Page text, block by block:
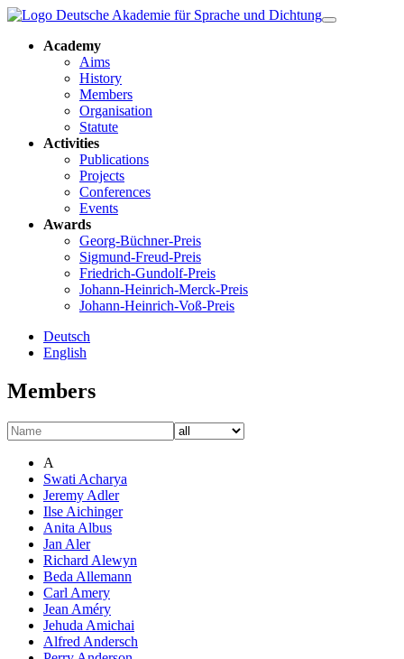
Academy
Aims
History
Members
Organisation
Statute
Activities
Publications
Projects
Conferences
Events
Awards
Georg-Büchner-Preis
Sigmund-Freud-Preis
Friedrich-Gundolf-Preis
Johann-Heinrich-Merck-Preis
Johann-Heinrich-Voß-Preis
Deutsch
English
Members
A
Swati Acharya
Jeremy Adler
Ilse Aichinger
Anita Albus
Jan Aler
Richard Alewyn
Beda Allemann
Carl Amery
Jean Améry
Jehuda Amichai
Alfred Andersch